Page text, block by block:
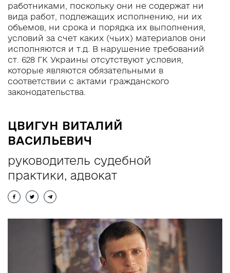
работниками, поскольку они не содержат ни
вида работ, подлежащих исполнению, ни их
объемов, ни срока и порядка их выполнения,
условий за счет каких (чьих) материалов они
исполняются и т.д. В нарушение требований
ст. 628 ГК Украины отсутствуют условия,
которые являются обязательными в
соответствии с актами гражданского
законодательства.
ЦВИГУН ВИТАЛИЙ
ВАСИЛЬЕВИЧ
руководитель судебной
практики, адвокат